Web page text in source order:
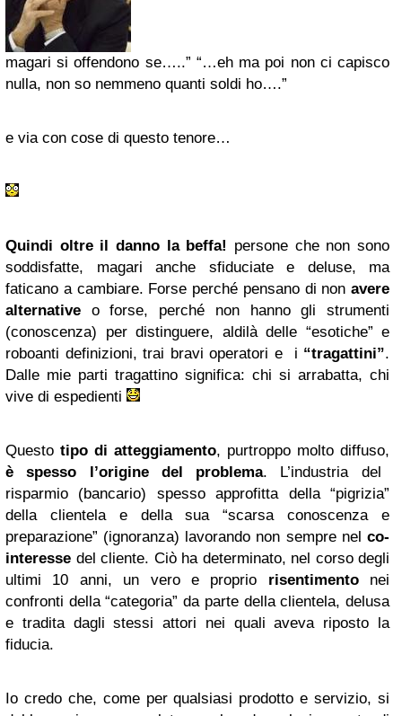
magari si offendono se…..” “…eh ma poi non ci capisco
nulla, non so nemmeno quanti soldi ho….”
e via con cose di questo tenore…
Quindi oltre il danno la beffa! persone che non sono
soddisfatte, magari anche sfiduciate e deluse, ma
faticano a cambiare. Forse perché pensano di non avere
alternative o forse, perché non hanno gli strumenti
(conoscenza) per distinguere, aldilà delle “esotiche” e
roboanti definizioni, trai bravi operatori e i “tragattini”.
Dalle mie parti tragattino significa: chi si arrabatta, chi
vive di espedienti
Questo tipo di atteggiamento, purtroppo molto diffuso,
è spesso l’origine del problema. L’industria del
risparmio (bancario) spesso approfitta della “pigrizia”
della clientela e della sua “scarsa conoscenza e
preparazione” (ignoranza) lavorando non sempre nel co-
interesse del cliente. Ciò ha determinato, nel corso degli
ultimi 10 anni, un vero e proprio risentimentonei
confronti della “categoria” da parte della clientela, delusa
e tradita dagli stessi attori nei quali aveva riposto la
fiducia.
Io credo che, come per qualsiasi prodotto e servizio, si